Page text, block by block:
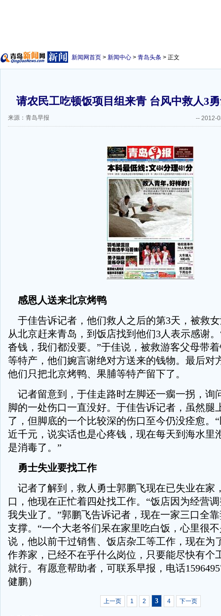
新闻网首页 > 新闻中心 > 青岛头条 > 正文
请农民工吃顿饭项目组来青 台风中救人3
来源：青岛早报 -- 2012-
感恩人送来北京烤鸭
于佳告诉记者，他们救人之后的第3天，被救
从北京赶来青岛，到饭店找到他们3人表示感谢
沓钱，我们都没要。”于佳说，被救游客父母带
等特产，他们婉言谢绝对方送来的钱物。最后对
他们只把北京烤鸭、果脯等特产留下了。
记者留意到，于佳走路时左脚还一瘸一拐，询
脚的一处伤口一直没好。于佳告诉记者，虽然腿
了，但脚底的一个比较深的伤口至今仍没痊愈。
近千元，说实话也是心疼钱，现在每天到海水里
是消毒了。”
勇士失业要找工作
记者了解到，救人勇士郭鹏飞现在已失业在家
口，他现在正忙着四处找工作。“饭店因为经营
我失业了。”郭鹏飞告诉记者，现在一家三口全
支撑。“一个大老爷们呆在家里吃白饭，心里很
说，他以前干过销售、饭店杂工等工作，现在为
作养家，已经不在乎什么岗位，只要能尽快有个
就行。有愿意帮助者，可联系早报，电话
健鹏）
上一页 1 2 3 4 下一页